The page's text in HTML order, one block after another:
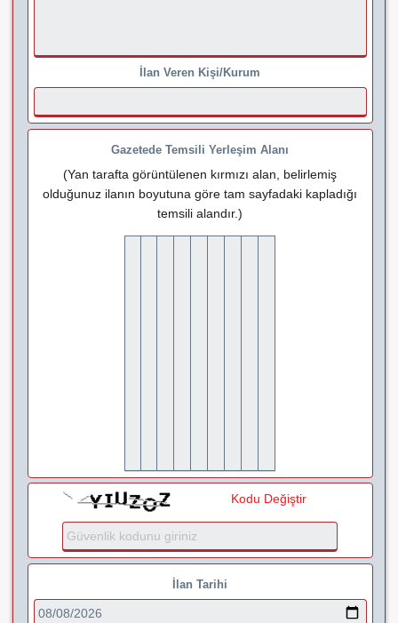
İlan Veren Kişi/Kurum
Gazetede Temsili Yerleşim Alanı
(Yan tarafta görüntülenen kırmızı alan, belirlemiş
olduğunuz ilanın boyutuna göre tam sayfadaki kapladığı
temsili alandır.)
Kodu Değiştir
İlan Tarihi